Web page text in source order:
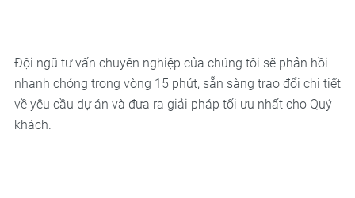
Đội ngũ tư vấn chuyên nghiệp của chúng tôi sẽ phản hồi
nhanh chóng trong vòng 15 phút, sẵn sàng trao đổi chi tiết
về yêu cầu dự án và đưa ra giải pháp tối ưu nhất cho Quý
khách.